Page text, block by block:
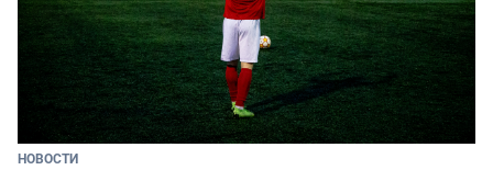
НОВОСТИ